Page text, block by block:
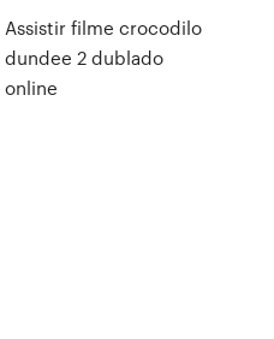
Assistir filme crocodilo
dundee 2 dublado
online